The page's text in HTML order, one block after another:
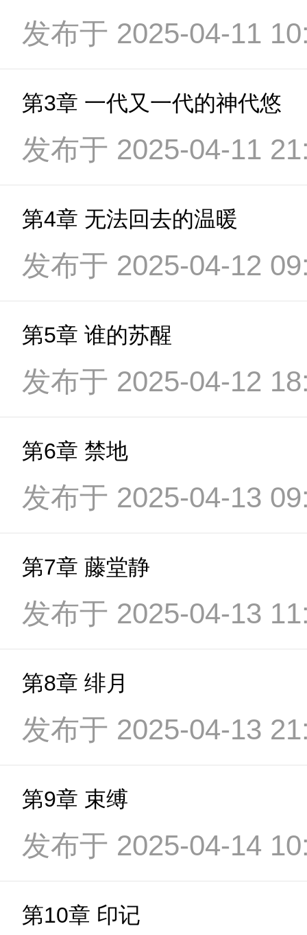
发布于 2025-04-11
第3章 一代又一代的神代悠
发布于 2025-04-11
第4章 无法回去的温暖
发布于 2025-04-12
第5章 谁的苏醒
发布于 2025-04-12
第6章 禁地
发布于 2025-04-13
第7章 藤堂静
发布于 2025-04-13
第8章 绯月
发布于 2025-04-13
第9章 束缚
发布于 2025-04-14
第10章 印记